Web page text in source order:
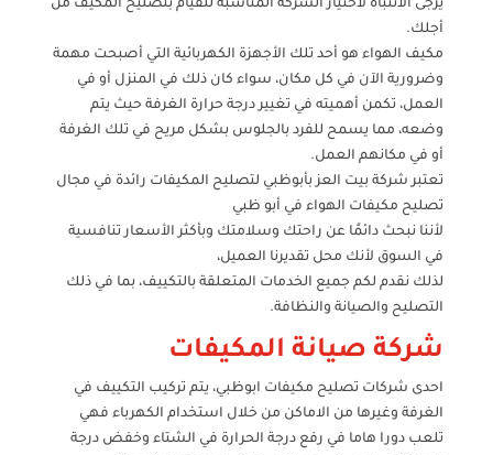
يرجى الانتباه لاختيار الشركة المناسبة للقيام بتصليح المكيف من
أجلك.
مكيف الهواء هو أحد تلك الأجهزة الكهربائية التي أصبحت مهمة
وضرورية الآن في كل مكان، سواء كان ذلك في المنزل أو في
العمل، تكمن أهميته في تغيير درجة حرارة الغرفة حيث يتم
وضعه، مما يسمح للفرد بالجلوس بشكل مريح في تلك الغرفة
أو في مكانهم العمل.
تعتبر شركة بيت العز بأبوظبي لتصليح المكيفات رائدة في مجال
تصليح مكيفات الهواء في أبو ظبي
لأننا نبحث دائمًا عن راحتك وسلامتك وبأكثر الأسعار تنافسية
في السوق لأنك محل تقديرنا العميل،
لذلك نقدم لكم جميع الخدمات المتعلقة بالتكييف، بما في ذلك
التصليح والصيانة والنظافة.
شركة صيانة المكيفات
احدى شركات تصليح مكيفات ابوظبي، يتم تركيب التكييف في
الغرفة وغيرها من الاماكن من خلال استخدام الكهرباء فهي
تلعب دورا هاما في رفع درجة الحرارة في الشتاء وخفض درجة